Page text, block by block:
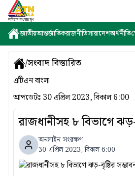
জাতীয়আন্তর্জাতিকরাজনীতিসারাদেশঅর্থনীতি
/সংবাদ বিস্তারিত
এটিএন বাংলা
আপডেটঃ 30 এপ্রিল 2023, বিকাল 6:00
রাজধানীসহ ৮ বিভাগে ঝড়-
অনলাইন সংরক্ষণ
30 এপ্রিল 2023, বিকাল 6:00